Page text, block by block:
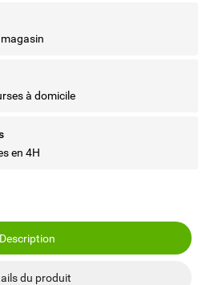
à domicile
en 4H
Description
du produit